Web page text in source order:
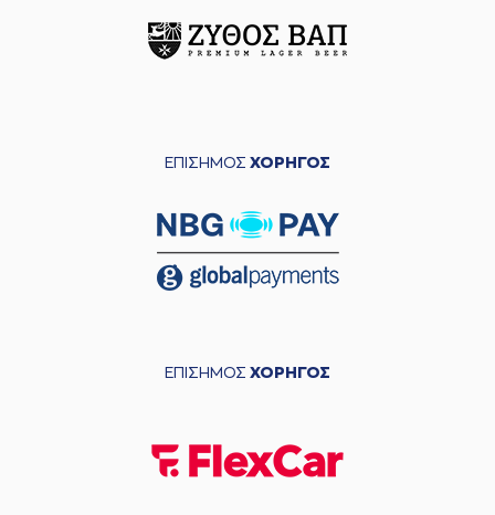
ΕΠΙΣΗΜΟΣ ΧΟΡΗΓΟΣ
ΕΠΙΣΗΜΟΣ ΧΟΡΗΓΟΣ